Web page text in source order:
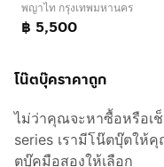
พญาไท กรุงเทพมหานคร
฿ 5,500
โน๊ตบุ๊คราคาถูก
ไม่ว่าคุณจะหาซื้อหรือเ
series เรามีโน๊ตบุ๊ตให้
ตบุ๊คมือสองให้เลือก